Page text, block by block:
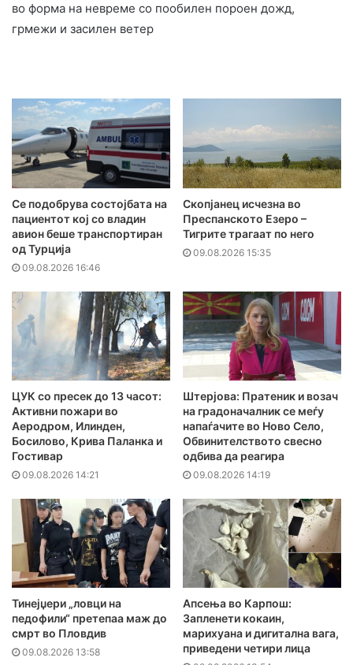
во форма на невреме со пообилен пороен дожд,
грмежи и засилен ветер
Се подобрува состојбата на
пациентот кој со владин
авион беше транспортиран
од Турција
09.08.2026 16:46
Скопјанец исчезна во
Преспанското Езеро –
Тигрите трагаат по него
09.08.2026 15:35
ЦУК со пресек до 13 часот:
Активни пожари во
Аеродром, Илинден,
Босилово, Крива Паланка и
Гостивар
09.08.2026 14:21
Штерјова: Пратеник и возач
на градоначалник се меѓу
напаѓачите во Ново Село,
Обвинителството свесно
одбива да реагира
09.08.2026 14:19
Тинејџери „ловци на
педофили“ претепаа маж до
смрт во Пловдив
09.08.2026 13:58
Апсења во Карпош:
Запленети кокаин,
марихуана и дигитална вага,
приведени четири лица